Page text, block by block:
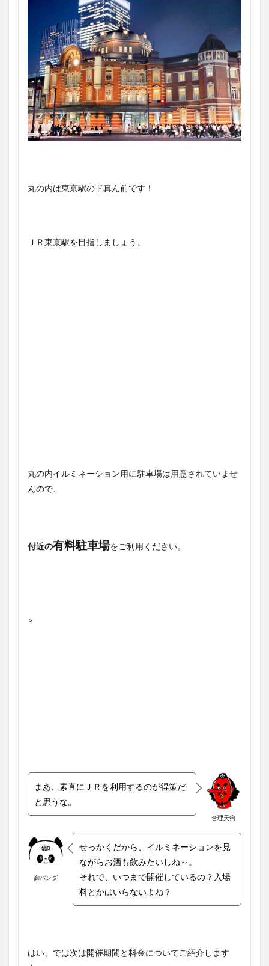
丸の内は東京駅のド真ん前です！
ＪＲ東京駅を目指しましょう。
丸の内イルミネーション用に駐車場は用意されていませ
んので、
付近の有料駐車場をご利用ください。
>
合理天狗
まあ、素直にＪＲを利用するのが得策だ
と思うな。
御パンダ
せっかくだから、イルミネーションを見
ながらお酒も飲みたいしね～。
それで、いつまで開催しているの？入場
料とかはいらないよね？
はい、では次は開催期間と料金についてご紹介します